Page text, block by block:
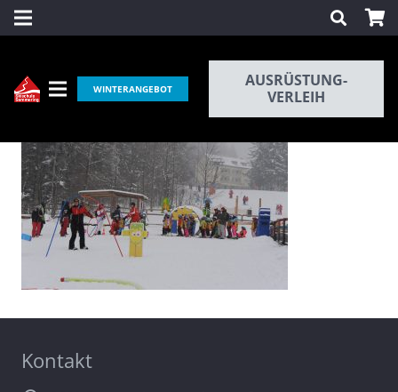
WINTERANGEBOT
AUSRÜSTUNG-
VERLEIH
Kontakt